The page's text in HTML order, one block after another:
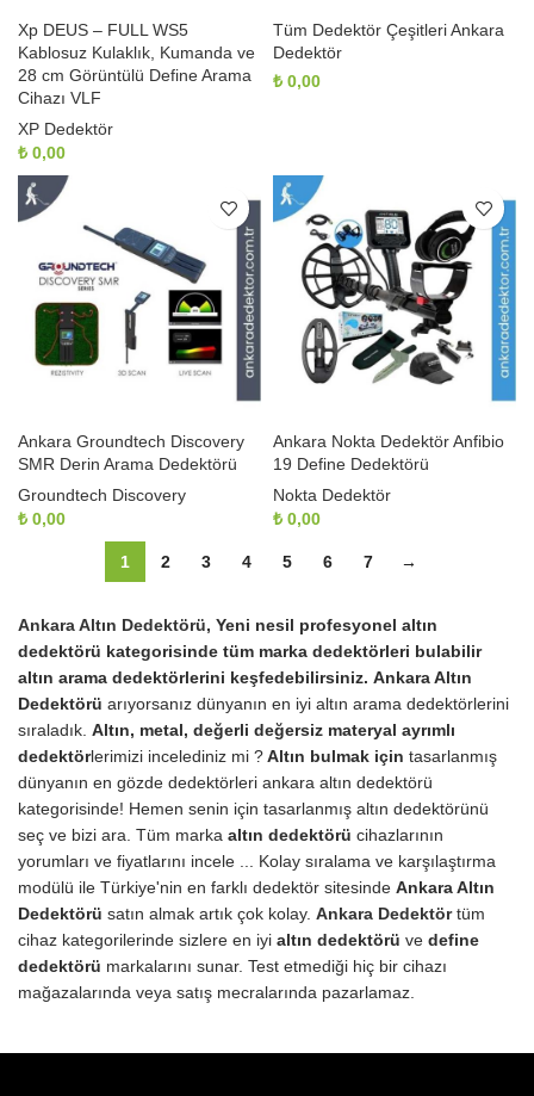
Xp DEUS – FULL WS5
Kablosuz Kulaklık, Kumanda ve
28 cm Görüntülü Define Arama
Cihazı VLF
XP Dedektör
₺ 0,00
Tüm Dedektör Çeşitleri Ankara
Dedektör
₺ 0,00
Ankara Groundtech Discovery
SMR Derin Arama Dedektörü
Groundtech Discovery
₺ 0,00
Ankara Nokta Dedektör Anfibio
19 Define Dedektörü
Nokta Dedektör
₺ 0,00
1 2 3 4 5 6 7 →
Ankara Altın Dedektörü, Yeni nesil profesyonel altın
dedektörü kategorisinde tüm marka dedektörleri bulabilir
altın arama dedektörlerini keşfedebilirsiniz. Ankara Altın
Dedektörü arıyorsanız dünyanın en iyi altın arama dedektörlerini
sıraladık. Altın, metal, değerli değersiz materyal ayrımlı
dedektörlerimizi incelediniz mi ?Altın bulmak için tasarlanmış
dünyanın en gözde dedektörleri ankara altın dedektörü
kategorisinde! Hemen senin için tasarlanmış altın dedektörünü
seç ve bizi ara. Tüm marka altın dedektörü cihazlarının
yorumları ve fiyatlarını incele ... Kolay sıralama ve karşılaştırma
modülü ile Türkiye'nin en farklı dedektör sitesinde Ankara Altın
Dedektörü satın almak artık çok kolay. Ankara Dedektör tüm
cihaz kategorilerinde sizlere en iyi altın dedektörü ve define
dedektörü markalarını sunar. Test etmediği hiç bir cihazı
mağazalarında veya satış mecralarında pazarlamaz.